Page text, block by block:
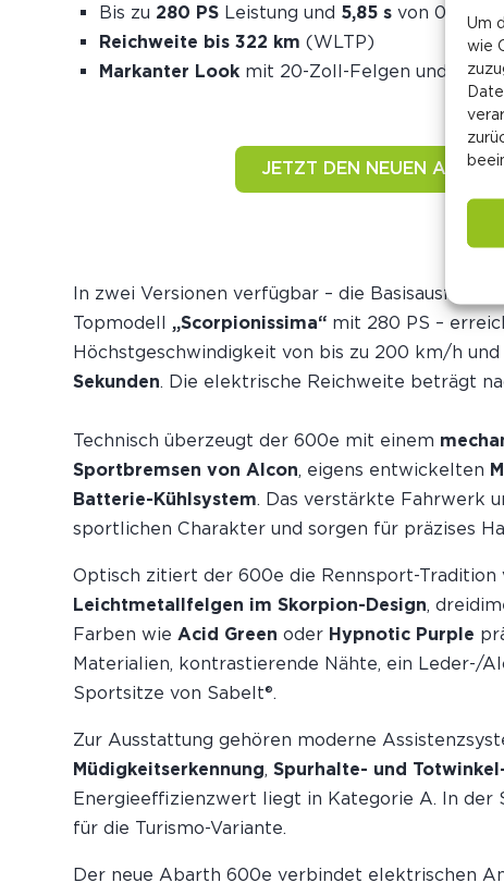
Um
wie
Bis zu 280 PS Leistung und 5,85 s von 0–100
Reichweite bis 322 km (WLTP)
Markanter Look mit 20-Zoll-Felgen und
JETZT DEN NEUEN
In zwei Versionen verfügbar – die
Topmodell „Scorpionissima“ mit 280 PS –
Höchst­geschwindigkeit von bis zu 200 km/h
Sekunden. Die elektrische Reichweite beträgt
Technisch überzeugt der 600e mit einem
Sportbremsen von Alcon, eigens entwickelten
Batterie-Kühlsystem. Das verstärkte Fahrwerk
sportlichen Charakter und sorgen für präzises
Optisch zitiert der 600e die Rennsport-
Leichtmetallfelgen im Skorpion-Design,
Farben wie Acid Green oder Hypnotic Purple
Materialien, kontrastierende Nähte, ein Leder-/
Sportsitze von Sabelt®.
Zur Ausstattung gehören moderne
Müdigkeits­erkennung,Spurhalte- und
Energie­effizienz­wert liegt in Kategorie A. In der
für die Turismo-Variante.
Der neue Abarth 600e verbindet elektrischen